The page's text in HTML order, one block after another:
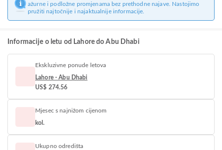
ažurne i podložne promjenama bez prethodne najave. Nastojimo
pružiti najtočnije i najaktualnije informacije.
Informacije o letu od Lahore do Abu Dhabi
Ekskluzivne ponude letova
Lahore - Abu Dhabi
US$ 274.56
Mjesec s najnižom cijenom
kol.
Ukupno odredišta